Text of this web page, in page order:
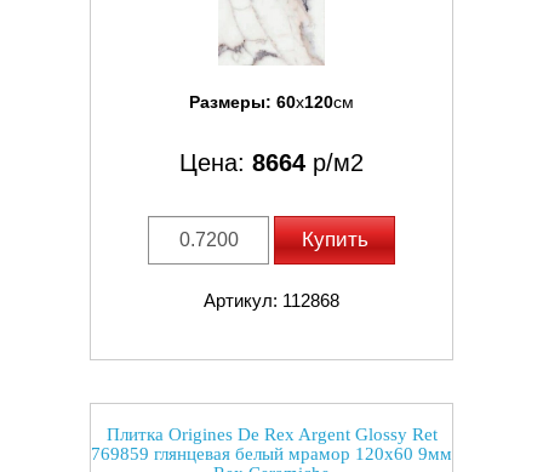
Размеры: 60x120см
Цена: 8664 р/м2
Купить
Артикул: 112868
Плитка Origines De Rex Argent Glossy Ret
769859 глянцевая белый мрамор 120x60 9мм